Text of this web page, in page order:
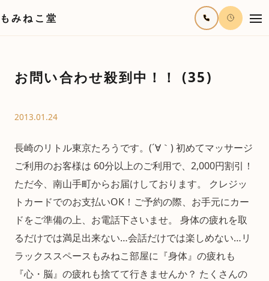
もみねこ堂
お問い合わせ殺到中！！ (35)
2013.01.24
長崎のリトル東京たろうです。(´∀｀) 初めてマッサージ
ご利用のお客様は 60分以上のご利用で、2,000円割引！
ただ今、南山手町からお届けしております。 クレジッ
トカードでのお支払いOK！ご予約の際、お手元にカー
ドをご準備の上、お電話下さいませ。 身体の疲れを取
るだけでは満足出来ない…会話だけでは楽しめない…リ
ラックススペースもみねこ部屋に『身体』の疲れも
『心・脳』の疲れも捨てて行きませんか？ たくさんの